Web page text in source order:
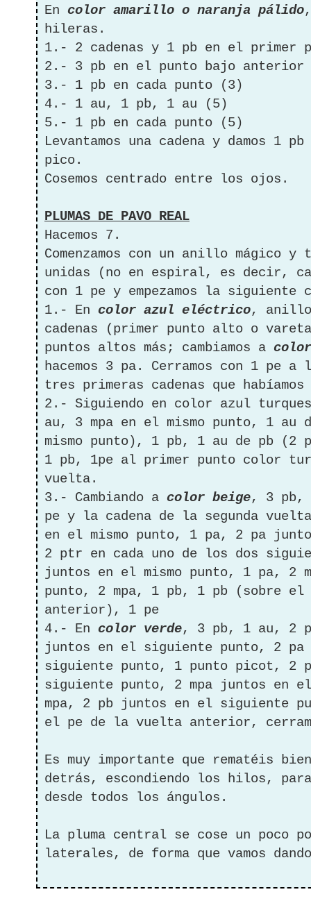
En color amarillo o naranja pálido
hileras.
1.- 2 cadenas y 1 pb en el primer
2.- 3 pb en el punto bajo anterior
3.- 1 pb en cada punto (3)
4.- 1 au, 1 pb, 1 au (5)
5.- 1 pb en cada punto (5)
Levantamos una cadena y damos 1
pico.
Cosemos centrado entre los ojos.
PLUMAS DE PAVO REAL
Hacemos 7.
Comenzamos con un anillo mágico y
unidas (no en espiral, es decir,
con 1 pe y empezamos la siguiente
1.- En color azul eléctrico, anillo
cadenas (primer punto alto o
puntos altos más; cambiamos a
hacemos 3 pa. Cerramos con 1 pe
tres primeras cadenas que
2.- Siguiendo en color azul
au, 3 mpa en el mismo punto, 1 au
mismo punto), 1 pb, 1 au de pb (2
1 pb, 1pe al primer punto color
vuelta.
3.- Cambiando a color beige, 3 pb,
pe y la cadena de la segunda
en el mismo punto, 1 pa, 2 pa
2 ptr en cada uno de los dos
juntos en el mismo punto, 1 pa, 2
punto, 2 mpa, 1 pb, 1 pb (sobre
anterior), 1 pe
4.- En color verde, 3 pb, 1 au, 2
juntos en el siguiente punto, 2
siguiente punto, 1 punto picot, 2
siguiente punto, 2 mpa juntos en
mpa, 2 pb juntos en el siguiente
el pe de la vuelta anterior,
Es muy importante que rematéis
detrás, escondiendo los hilos,
desde todos los ángulos.
La pluma central se cose un poco
laterales, de forma que vamos